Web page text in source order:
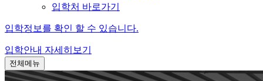
입학처 바로가기
입학정보를 확인 할 수 있습니다.
입학안내 자세히보기
전체메뉴